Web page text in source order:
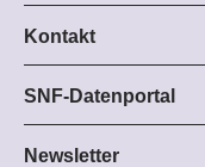
Hier finden Sie
Alle NFP
Kontakt
Programm-Managerin
Dr. Stephanie
Tel.: +
22
SNF-Datenportal
Hier finden Sie
geförderten Projekten.
Newsletter